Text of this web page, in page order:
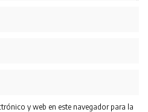
y web en este navegador para la